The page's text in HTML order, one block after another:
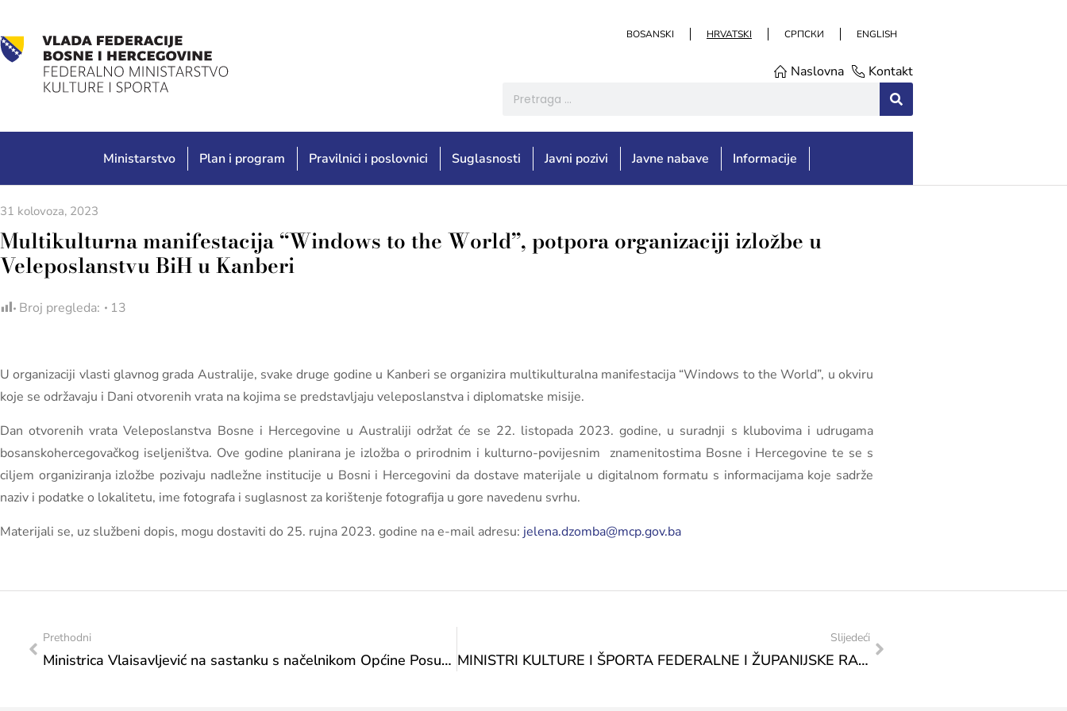
BOSANSKI HRVATSKI СРПСКИ ENGLISH
Naslovna Kontakt
Ministarstvo Plan i program Pravilnici i poslovnici Suglasnosti Javni pozivi Javne nabave Informacije
31 kolovoza, 2023
Multikulturna manifestacija “Windows to the World”, potpora organizaciji izložbe u
Veleposlanstvu BiH u Kanberi
Broj pregleda: 13
U organizaciji vlasti glavnog grada Australije, svake druge godine u Kanberi se organizira multikulturalna manifestacija “Windows to the World”, u okviru
koje se održavaju i Dani otvorenih vrata na kojima se predstavljaju veleposlanstva i diplomatske misije.
Dan otvorenih vrata Veleposlanstva Bosne i Hercegovine u Australiji održat će se 22. listopada 2023. godine, u suradnji s klubovima i udrugama
bosanskohercegovačkog iseljeništva. Ove godine planirana je izložba o prirodnim i kulturno-povijesnim znamenitostima Bosne i Hercegovine te se s
ciljem organiziranja izložbe pozivaju nadležne institucije u Bosni i Hercegovini da dostave materijale u digitalnom formatu s informacijama koje sadrže
naziv i podatke o lokalitetu, ime fotografa i suglasnost za korištenje fotografija u gore navedenu svrhu.
Materijali se, uz službeni dopis, mogu dostaviti do 25. rujna 2023. godine na e-mail adresu: jelena.dzomba@mcp.gov.ba
Prethodni
Ministrica Vlaisavljević na sastanku s načelnikom Općine Posušje
Slijedeći
MINISTRI KULTURE I ŠPORTA FEDERALNE I ŽUPANIJSKE RAZINE NA SASTANKU S PREDSTAVNICIMA HRVAČKOG SAVEZA KANTONA SARAJEVO